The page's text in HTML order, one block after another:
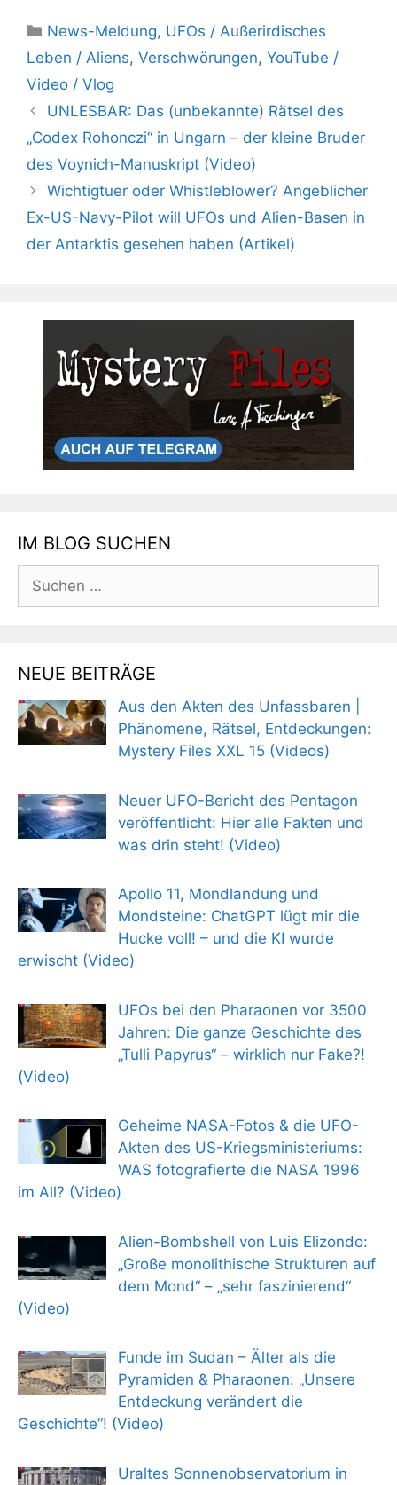
Kategorien
News-Meldung, UFOs / Außerirdisches
Leben / Aliens, Verschwörungen, YouTube /
Video / Vlog
UNLESBAR: Das (unbekannte) Rätsel des
„Codex Rohonczi“ in Ungarn – der kleine Bruder
des Voynich-Manuskript (Video)
Wichtigtuer oder Whistleblower? Angeblicher
Ex-US-Navy-Pilot will UFOs und Alien-Basen in
der Antarktis gesehen haben (Artikel)
IM BLOG SUCHEN
Suchen
nach:
NEUE BEITRÄGE
Aus den Akten des Unfassbaren |
Phänomene, Rätsel, Entdeckungen:
Mystery Files XXL 15 (Videos)
Neuer UFO-Bericht des Pentagon
veröffentlicht: Hier alle Fakten und
was drin steht! (Video)
Apollo 11, Mondlandung und
Mondsteine: ChatGPT lügt mir die
Hucke voll! – und die KI wurde
erwischt (Video)
UFOs bei den Pharaonen vor 3500
Jahren: Die ganze Geschichte des
„Tulli Papyrus“ – wirklich nur Fake?!
(Video)
Geheime NASA-Fotos & die UFO-
Akten des US-Kriegsministeriums:
WAS fotografierte die NASA 1996
im All? (Video)
Alien-Bombshell von Luis Elizondo:
„Große monolithische Strukturen auf
dem Mond“ – „sehr faszinierend“
(Video)
Funde im Sudan – Älter als die
Pyramiden & Pharaonen: „Unsere
Entdeckung verändert die
Geschichte“! (Video)
Uraltes Sonnenobservatorium in